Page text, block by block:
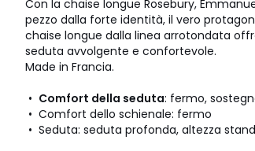
Con la chaise longue Rosebury,
pezzo dalla forte identità, il vero
chaise longue dalla linea arrotondata
seduta avvolgente e confortevole.
Made in Francia.
• Comfort della seduta: fermo,
• Comfort dello schienale: fermo
• Seduta: seduta profonda, altezza